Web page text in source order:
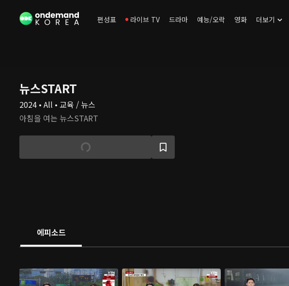
편성표 라이브 TV 드라마 예능/오락 영화 더보기
뉴스START
2024 • All • 교육 / 뉴스
아침을 여는 뉴스START
에피소드